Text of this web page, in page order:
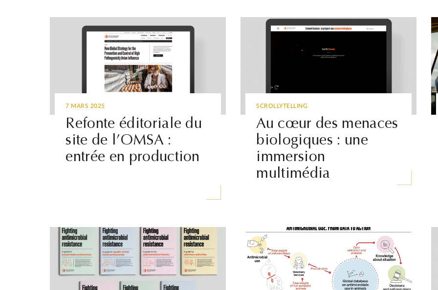
7 MARS 2025
Refonte éditoriale du
site de l’OMSA :
entrée en production
SCROLLYTELLING
Au cœur des menaces
biologiques : une
immersion
multimédia